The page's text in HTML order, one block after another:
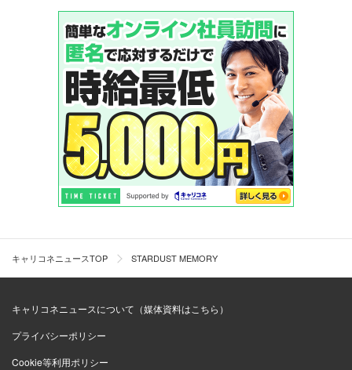
キャリコネニュースTOP STARDUST MEMORY
キャリコネニュースについて（媒体資料はこちら）
プライバシーポリシー
Cookie等利用ポリシー